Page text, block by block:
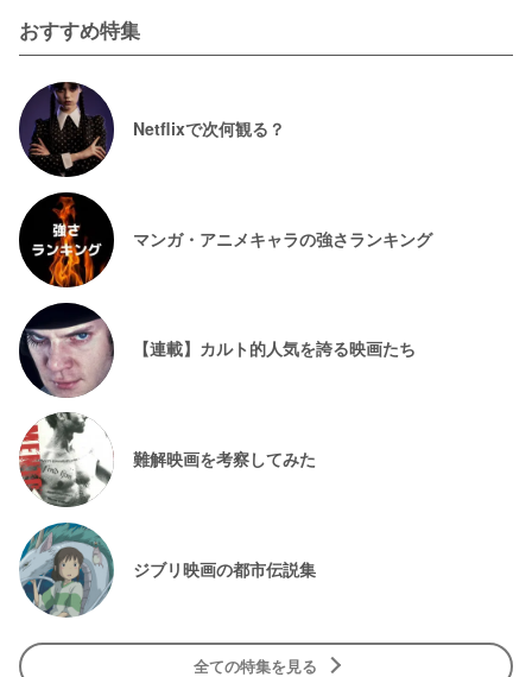
おすすめ特集
Netflixで次何観る？
マンガ・アニメキャラの強さランキング
【連載】カルト的人気を誇る映画たち
難解映画を考察してみた
ジブリ映画の都市伝説集
全ての特集を見る